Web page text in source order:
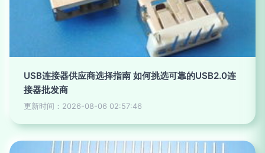
USB连接器供应商选择指南 如何挑选可靠的USB2.0连
接器批发商
更新时间：2026-08-06 02:57:46